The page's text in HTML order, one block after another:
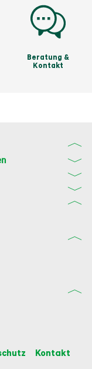
Beratung &
Kontakt
Kontakt